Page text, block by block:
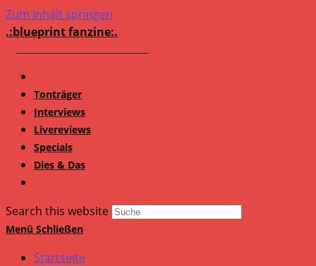
Zum Inhalt springen
.:blueprint fanzine:.
Tonträger
Interviews
Livereviews
Specials
Dies & Das
Search this website
Menü Schließen
Startseite